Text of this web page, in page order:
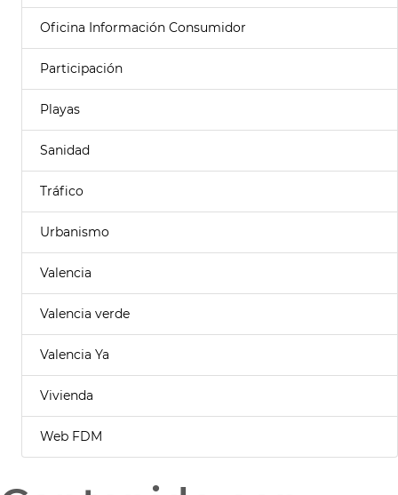
Oficina Información Consumidor
Participación
Playas
Sanidad
Tráfico
Urbanismo
Valencia
Valencia verde
Valencia Ya
Vivienda
Web FDM